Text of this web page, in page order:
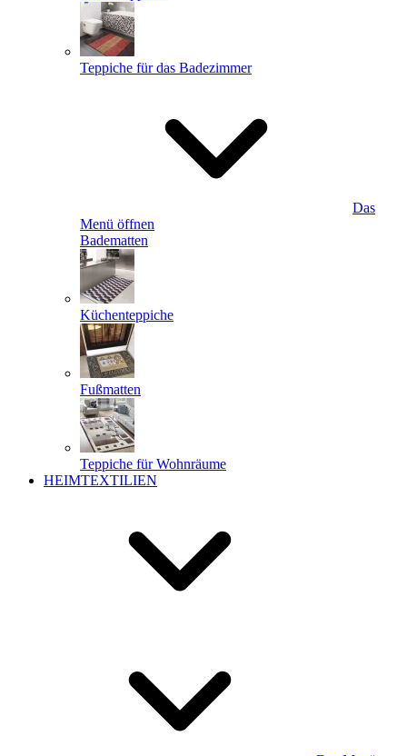
Teppiche für das Badezimmer
Das
Menü öffnen
Badematten
Küchenteppiche
Fußmatten
Teppiche für Wohnräume
HEIMTEXTILIEN